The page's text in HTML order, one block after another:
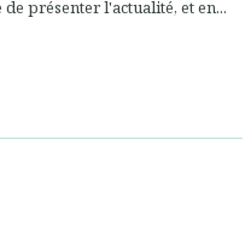
présenter l'actualité, et en...